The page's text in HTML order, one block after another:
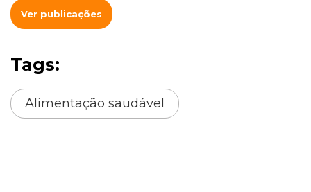
Ver publicações
Tags:
Alimentação saudável